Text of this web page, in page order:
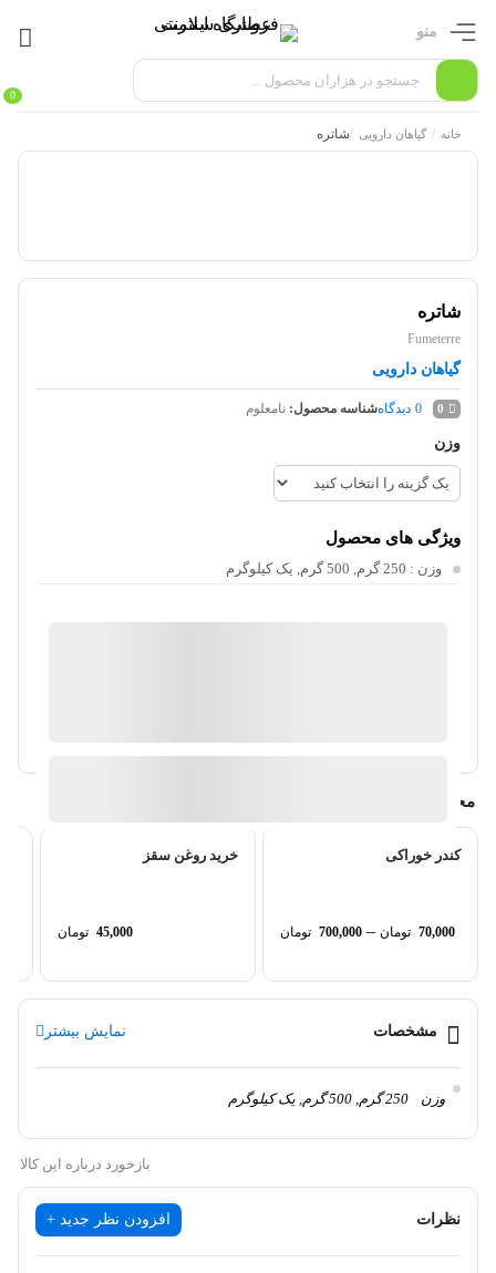
منو
0
خانه / گیاهان دارویی /شاتره
شاتره
Fumeterre
گیاهان دارویی
0
0 دیدگاهشناسه محصول: نامعلوم
وزن
ویژگی های محصول
وزن : 250 گرم, 500 گرم, یک کیلوگرم
آیا قیمت مناسب تری سراغ دارید؟
محصولات مرتبط
کندر خوراکی
70,000 تومان–
700,000 تومان
خرید روغن سقز
45,000 تومان
مشخصات نمایش بیشتر
وزن 250 گرم, 500 گرم, یک کیلوگرم
بازخورد درباره این کالا
نظرات افزودن نظر جدید +